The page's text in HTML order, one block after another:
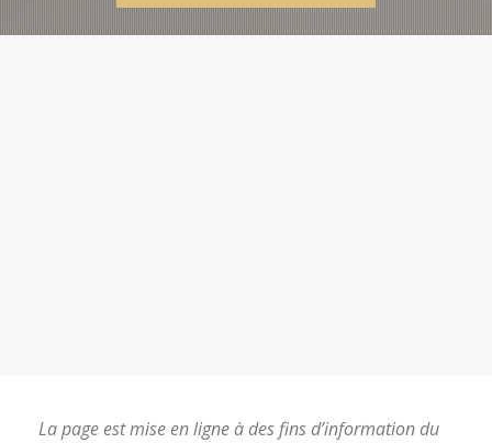
La page est mise en ligne à des fins d’information du